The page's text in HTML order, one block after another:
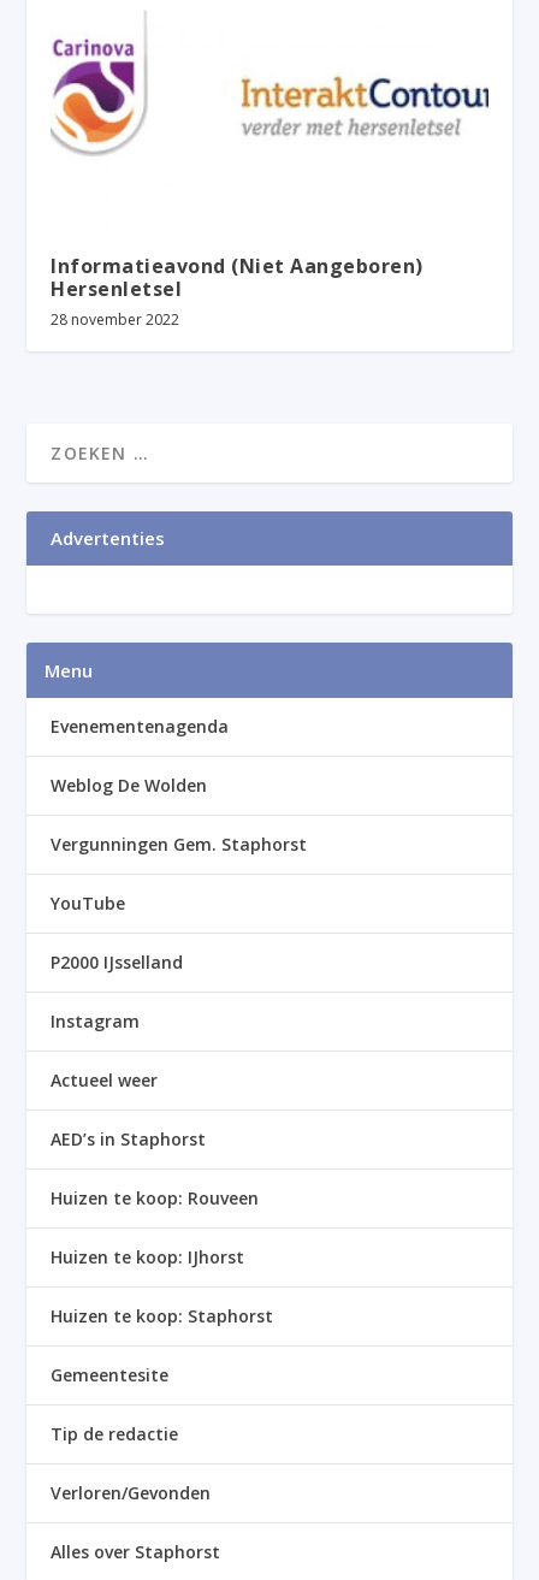
Informatieavond (Niet Aangeboren)
Hersenletsel
28 november 2022
Advertenties
Menu
Evenementenagenda
Weblog De Wolden
Vergunningen Gem. Staphorst
YouTube
P2000 IJsselland
Instagram
Actueel weer
AED’s in Staphorst
Huizen te koop: Rouveen
Huizen te koop: IJhorst
Huizen te koop: Staphorst
Gemeentesite
Tip de redactie
Verloren/Gevonden
Alles over Staphorst